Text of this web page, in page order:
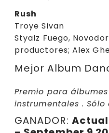
Rush
Troye Sivan
Styalz Fuego,
productores; Alex
Mejor Album
Premio para
instrumentales . Sólo
GANADOR: Actual